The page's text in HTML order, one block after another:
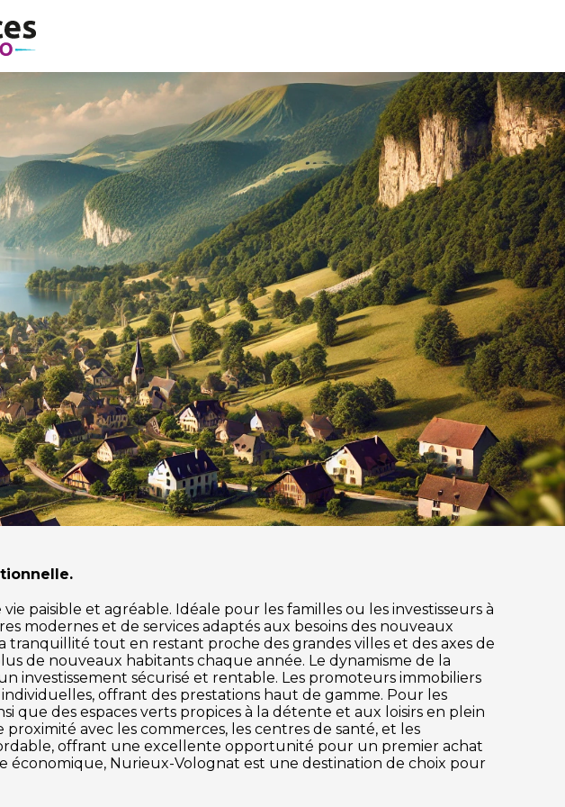
paisible et agréable. Idéale pour les familles ou les investisseurs à
modernes et de services adaptés aux besoins des nouveaux
tout en restant proche des grandes villes et des axes de
de nouveaux habitants chaque année. Le dynamisme de la
investissement sécurisé et rentable. Les promoteurs immobiliers
offrant des prestations haut de gamme. Pour les
que des espaces verts propices à la détente et aux loisirs en plein
avec les commerces, les centres de santé, et les
offrant une excellente opportunité pour un premier achat
économique, Nurieux-Volognat est une destination de choix pour